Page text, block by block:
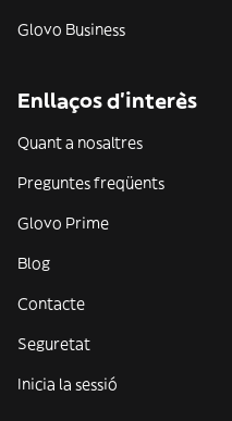
Glovo Business
Enllaços d'interès
Quant a nosaltres
Preguntes freqüents
Glovo Prime
Blog
Contacte
Seguretat
Inicia la sessió